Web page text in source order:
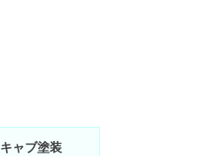
キャブ塗装